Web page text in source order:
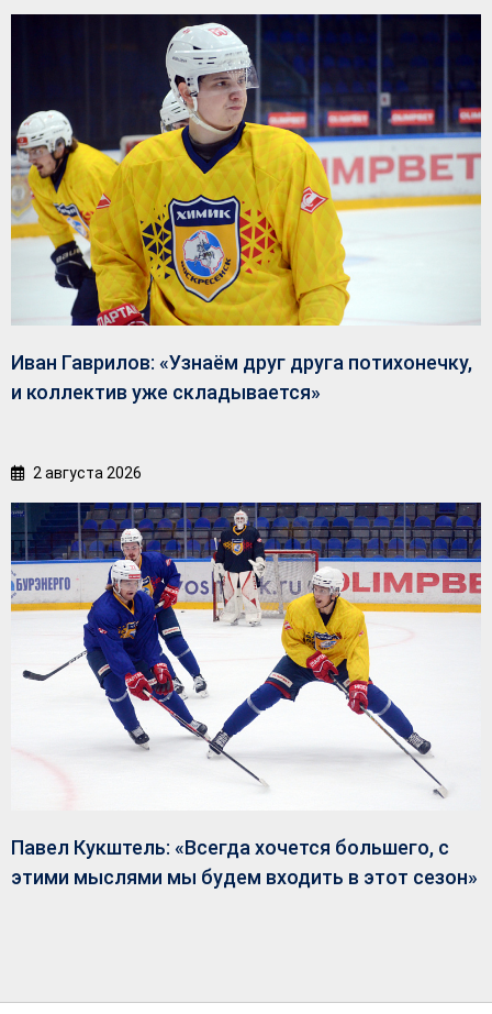
Иван Гаврилов: «Узнаём друг друга потихонечку,
и коллектив уже складывается»
2 августа 2026
Павел Кукштель: «Всегда хочется большего, с
этими мыслями мы будем входить в этот сезон»